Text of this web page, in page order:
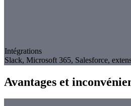
Intégrations
Slack, Microsoft 365, Salesforce,
Avantages et